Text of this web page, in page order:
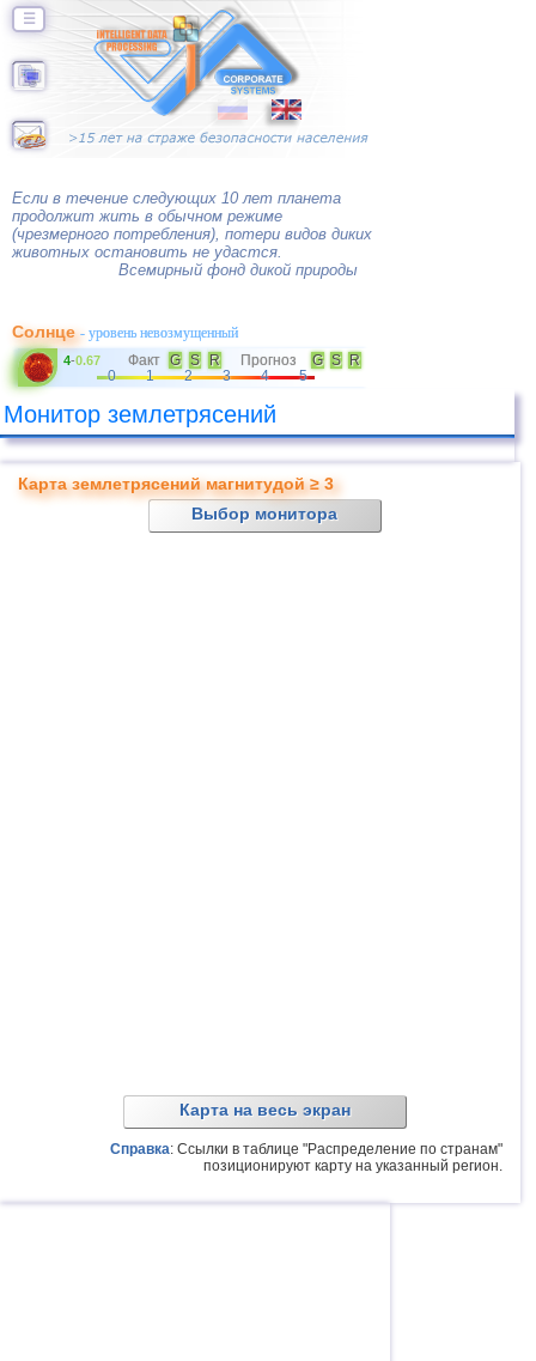
☰
Если в течение следующих 10 лет планета
продолжит жить в обычном режиме
(чрезмерного потребления), потери видов диких
животных остановить не удастся.
Всемирный фонд дикой природы
Солнце- уровень невозмущенный
4-0.67 Факт G S R Прогноз G S
R
0
1 2 3 4 5
Монитор землетрясений
Карта землетрясений магнитудой ≥ 3
Выбор монитора
Карта на весь экран
Справка: Ссылки в таблице "Распределение по странам"
позиционируют карту на указанный регион.